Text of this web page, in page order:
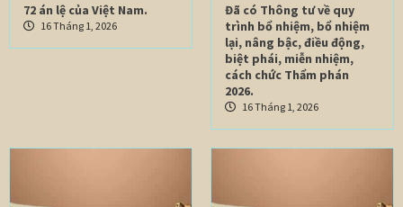
72 án lệ của Việt Nam.
16 Tháng 1, 2026
Đã có Thông tư về quy
trình bổ nhiệm, bổ nhiệm
lại, nâng bậc, điều động,
biệt phái, miễn nhiệm,
cách chức Thẩm phán
2026.
16 Tháng 1, 2026